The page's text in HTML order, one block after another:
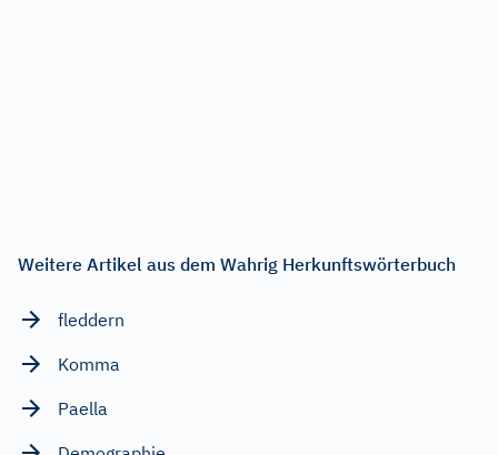
Weitere Artikel aus dem Wahrig Herkunftswörterbuch
fleddern
Komma
Paella